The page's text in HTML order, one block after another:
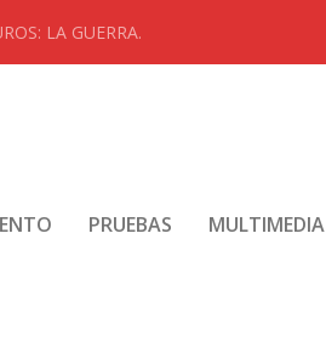
LA GUERRA.
PRUEBAS MULTIMEDIA